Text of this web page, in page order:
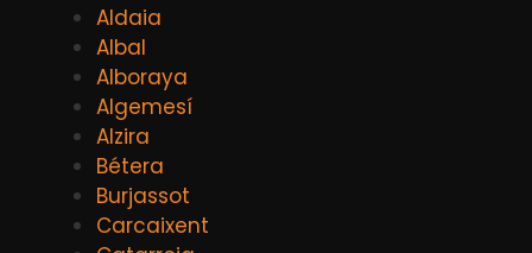
Aldaia
Albal
Alboraya
Algemesí
Alzira
Bétera
Burjassot
Carcaixent